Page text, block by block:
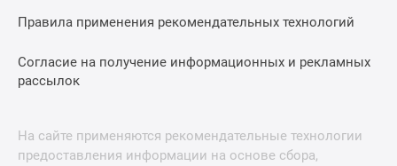
Правила применения рекомендательных технологий
Согласие на получение информационных и рекламных
рассылок
На сайте применяются рекомендательные технологии
предоставления информации на основе сбора,